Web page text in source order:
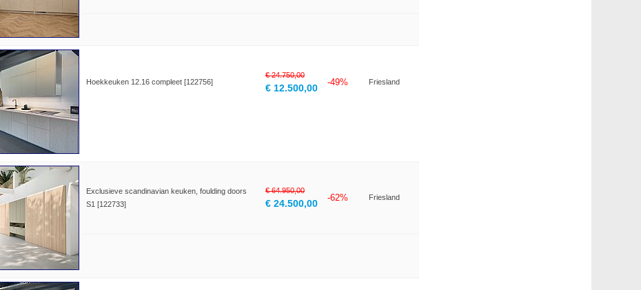
Hoekkeuken 12.16 compleet [122756]
€ 24.750,00
€ 12.500,00
-49% Friesland
Exclusieve scandinavian keuken, foulding doors
S1 [122733]
€ 64.950,00
€ 24.500,00
-62% Friesland